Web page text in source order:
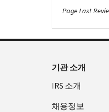
Page Last
기관 소개
IRS 소개
채용정보